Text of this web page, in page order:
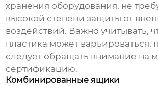
хранения оборудования, не
высокой степени защиты от
воздействий. Важно учитывать,
пластика может варьироваться,
следует обращать внимание на
сертификацию.
Комбинированные ящики